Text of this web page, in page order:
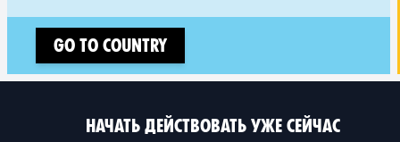
Go to country
НАЧАТЬ ДЕЙСТВОВАТЬ УЖЕ СЕЙЧАС